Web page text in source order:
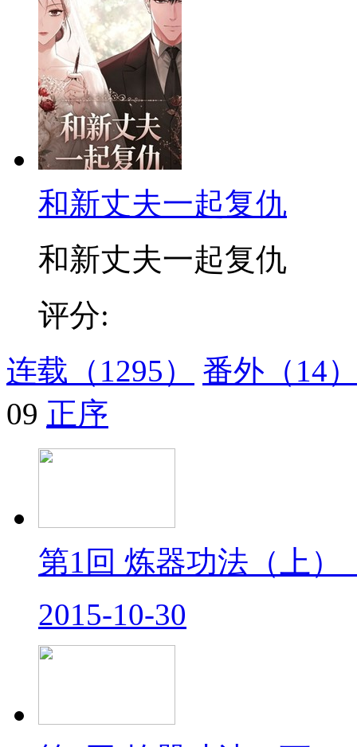
和新丈夫一起复仇
和新丈夫一起复仇
评分:
连载 （1295） 番外 （14
09 正序
第1回 炼器功法（上）
2015-10-30